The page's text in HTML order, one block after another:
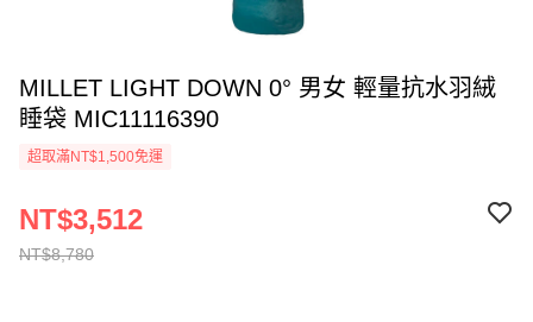
MILLET LIGHT DOWN 0° 男女 輕量抗水羽絨
睡袋 MIC11116390
超取滿NT$1,500免運
NT$8,780
NT$3,512